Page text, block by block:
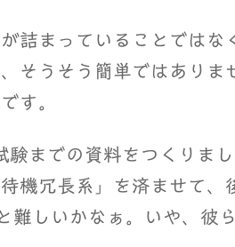
詰まっていることではな
そうそう簡単ではありま
す。
験までの資料をつくりま
機冗長系」を済ませて、
難しいかなぁ。いや、彼